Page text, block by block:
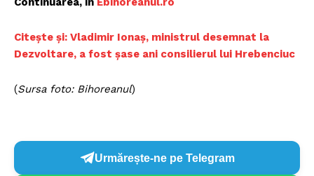
Citește și: Vladimir Ionaș, ministrul desemnat la
Dezvoltare, a fost șase ani consilierul lui Hrebenciuc
(Sursa foto: Bihoreanul)
Urmărește-ne pe Telegram